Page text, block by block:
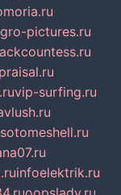
pictures.ru
vip-surfing.ru
infoelektrik.ru